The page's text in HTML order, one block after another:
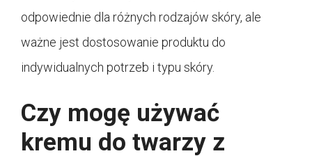
odpowiednie dla różnych rodzajów skóry, ale
ważne jest dostosowanie produktu do
indywidualnych potrzeb i typu skóry.
Czy mogę używać
kremu do twarzy z